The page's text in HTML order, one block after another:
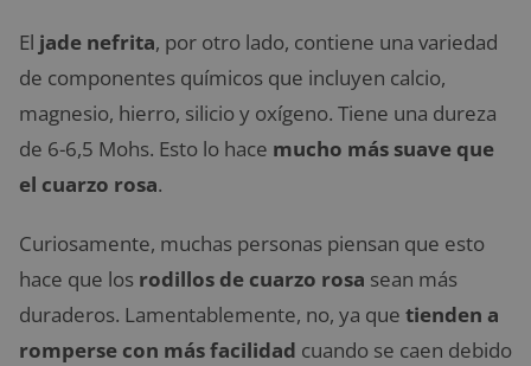
El jade nefrita, por otro lado, contiene una variedad
de componentes químicos que incluyen calcio,
magnesio, hierro, silicio y oxígeno. Tiene una dureza
de 6-6,5 Mohs. Esto lo hace mucho más suave que
el cuarzo rosa.
Curiosamente, muchas personas piensan que esto
hace que los rodillos de cuarzo rosa sean más
duraderos. Lamentablemente, no, ya que tienden a
romperse con más facilidad cuando se caen debido